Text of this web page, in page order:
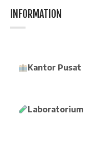
INFORMATION
Kantor Pusat
Laboratorium